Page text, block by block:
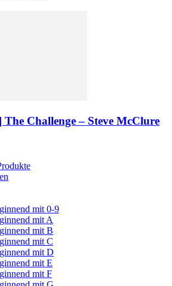
Challenge – Steve McClure
mit 0-9
mit A
mit B
mit C
mit D
mit E
mit F